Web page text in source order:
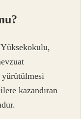
kazandıran